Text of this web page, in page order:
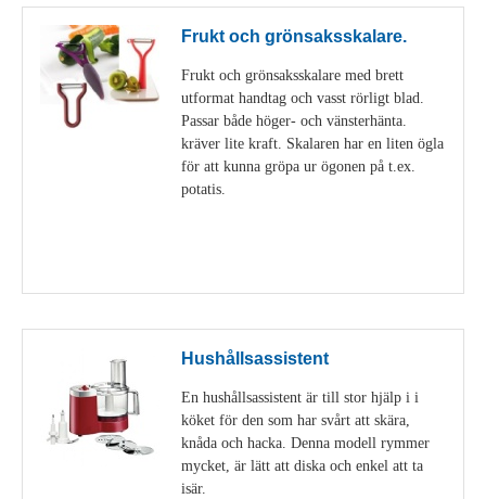
Frukt och grönsaksskalare.
Frukt och grönsaksskalare med brett
utformat handtag och vasst rörligt blad.
Passar både höger- och vänsterhänta.
kräver lite kraft. Skalaren har en liten ögla
för att kunna gröpa ur ögonen på t.ex.
potatis.
Hushållsassistent
En hushållsassistent är till stor hjälp i i
köket för den som har svårt att skära,
knåda och hacka. Denna modell rymmer
mycket, är lätt att diska och enkel att ta
isär.